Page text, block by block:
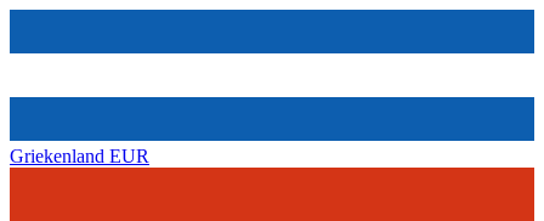
Griekenland EUR